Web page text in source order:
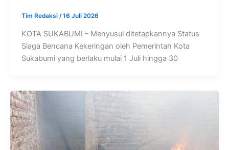
Tim Redaksi /16 Juli 2026
KOTA SUKABUMI – Menyusul ditetapkannya Status
Siaga Bencana Kekeringan oleh Pemerintah Kota
Sukabumi yang berlaku mulai 1 Juli hingga 30